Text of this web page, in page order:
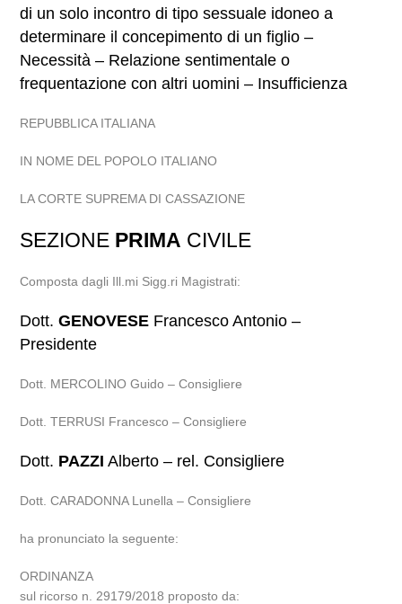
di un solo incontro di tipo sessuale idoneo a
determinare il concepimento di un figlio –
Necessità – Relazione sentimentale o
frequentazione con altri uomini – Insufficienza
REPUBBLICA ITALIANA
IN NOME DEL POPOLO ITALIANO
LA CORTE SUPREMA DI CASSAZIONE
SEZIONE PRIMA CIVILE
Composta dagli Ill.mi Sigg.ri Magistrati:
Dott.GENOVESE Francesco Antonio –
Presidente
Dott. MERCOLINO Guido – Consigliere
Dott. TERRUSI Francesco – Consigliere
Dott. PAZZI Alberto – rel. Consigliere
Dott. CARADONNA Lunella – Consigliere
ha pronunciato la seguente:
ORDINANZA
sul ricorso n. 29179/2018 proposto da: